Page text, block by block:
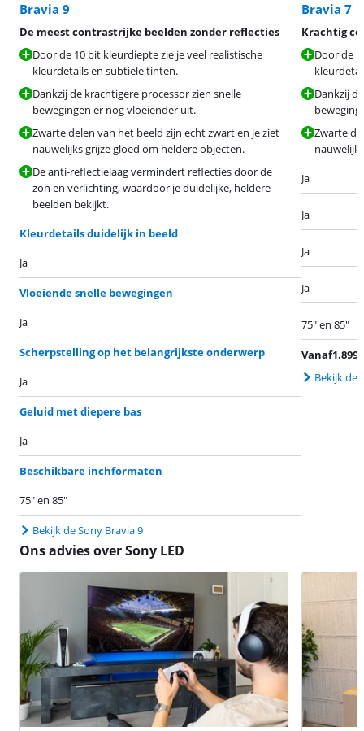
Bravia 9
De meest contrastrijke beelden zonder reflecties
Door de 10 bit kleurdiepte zie je veel realistische
kleurdetails en subtiele tinten.
Dankzij de krachtigere processor zien snelle
bewegingen er nog vloeiender uit.
Zwarte delen van het beeld zijn echt zwart en je ziet
nauwelijks grijze gloed om heldere objecten.
De anti-reflectielaag vermindert reflecties door de
zon en verlichting, waardoor je duidelijke, heldere
beelden bekijkt.
Kleurdetails duidelijk in beeld
Ja
Vloeiende snelle bewegingen
Ja
Scherpstelling op het belangrijkste onderwerp
Ja
Geluid met diepere bas
Ja
Beschikbare inchformaten
75" en 85"
Bekijk de Sony Bravia 9
Bravia 7
Krachtig
Door de
Dankzij
Zwarte
Ja
Ja
Ja
Ja
75" en 85"
Vanaf1.899
Bekijk de
Ons advies over Sony LED